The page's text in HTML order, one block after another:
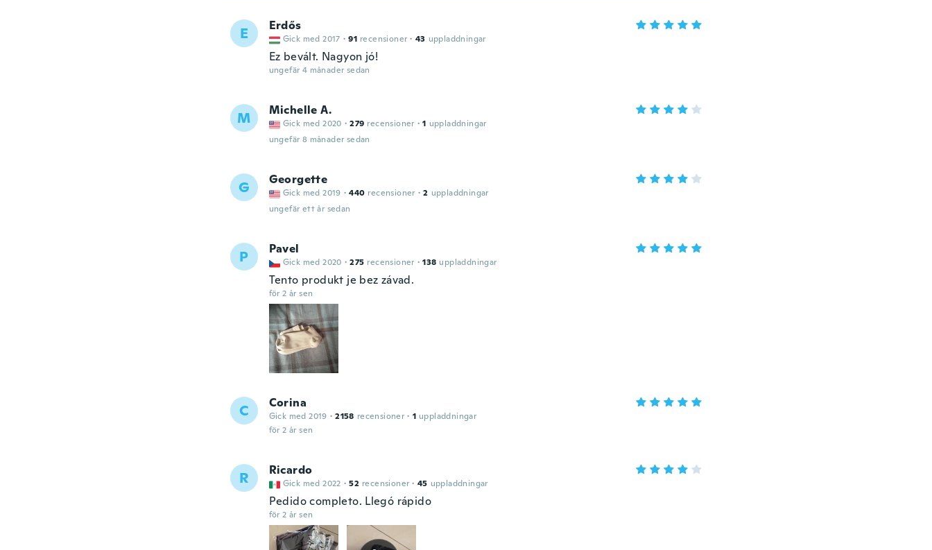
E Erdős
Gick med 2017 · 91 recensioner · 43 uppladdningar
Ez bevált. Nagyon jó!
ungefär 4 månader sedan
M Michelle A.
Gick med 2020 · 279 recensioner · 1 uppladdningar
ungefär 8 månader sedan
G Georgette
Gick med 2019 · 440 recensioner · 2 uppladdningar
ungefär ett år sedan
P Pavel
Gick med 2020 · 275 recensioner · 138 uppladdningar
Tento produkt je bez závad.
för 2 år sen
C Corina
Gick med 2019 · 2158 recensioner · 1 uppladdningar
för 2 år sen
R Ricardo
Gick med 2022 · 52 recensioner · 45 uppladdningar
Pedido completo. Llegó rápido
för 2 år sen